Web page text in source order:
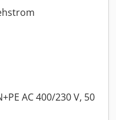
AC 400/230 V, 50